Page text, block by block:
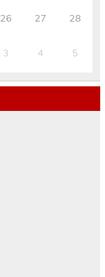
26 27 28
3 4 5